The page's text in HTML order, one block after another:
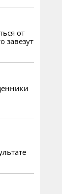
от
завезут